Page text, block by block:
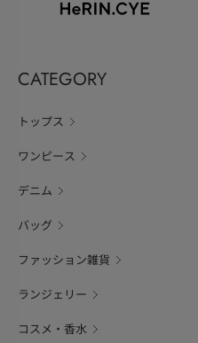
CATEGORY
トップス
ワンピース
デニム
バッグ
ファッション雑貨
ランジェリー
コスメ・香水